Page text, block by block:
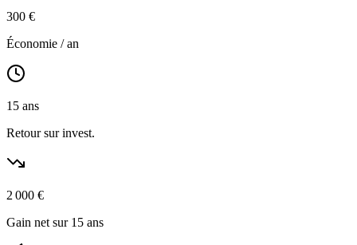
300 €
Économie / an
15 ans
Retour sur invest.
2 000 €
Gain net sur 15 ans